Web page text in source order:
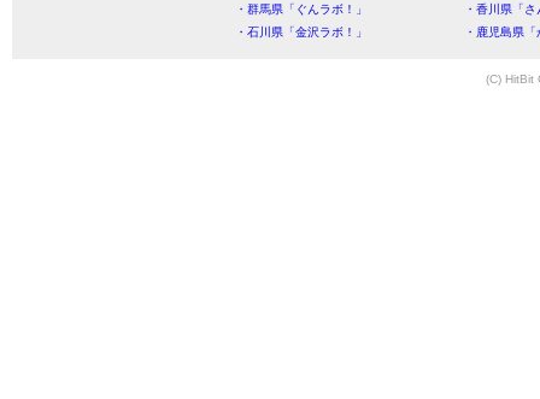
・群馬県「ぐんラボ！」
・香川県「
・石川県「金沢ラボ！」
・鹿児島県
(C) HitBit